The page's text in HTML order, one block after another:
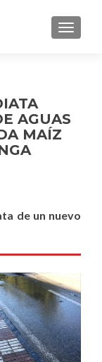
AGUAS
MAÍZ
de un nuevo